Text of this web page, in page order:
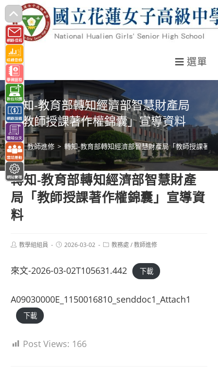
跳
轉
至
主
要
內
容
選單
轉知-教育部轉知經濟部智慧財產局
「教師授課著作權錦囊」宣導資料
> 教師進修 > 轉知-教育部轉知經濟部智慧財產局「教師授課著
轉知-教育部轉知經濟部智慧財產
局「教師授課著作權錦囊」宣導資
料
Post教學組組員
Post2026-03-02
Post教務處 / 教師進修
來文-2026-03-02T105631.442 下載
A09030000E_1150016810_senddoc1_Attach1
下載
Post Views: 166